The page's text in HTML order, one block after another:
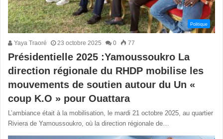
Politique
Yaya Traoré 23 octobre 2025 0 77
Présidentielle 2025 :Yamoussoukro La
direction régionale du RHDP mobilise les
mouvements de soutien autour du Un «
coup K.O » pour Ouattara
L’ambiance était à la mobilisation, le mardi 21 octobre 2025, au quartier
Riviera de Yamoussoukro, où la direction régionale de…